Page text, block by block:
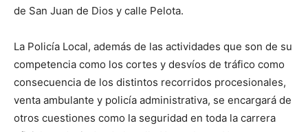
de San Juan de Dios y calle Pelota.
La Policía Local, además de las actividades que son de su
competencia como los cortes y desvíos de tráfico como
consecuencia de los distintos recorridos procesionales,
venta ambulante y policía administrativa, se encargará de
otros cuestiones como la seguridad en toda la carrera